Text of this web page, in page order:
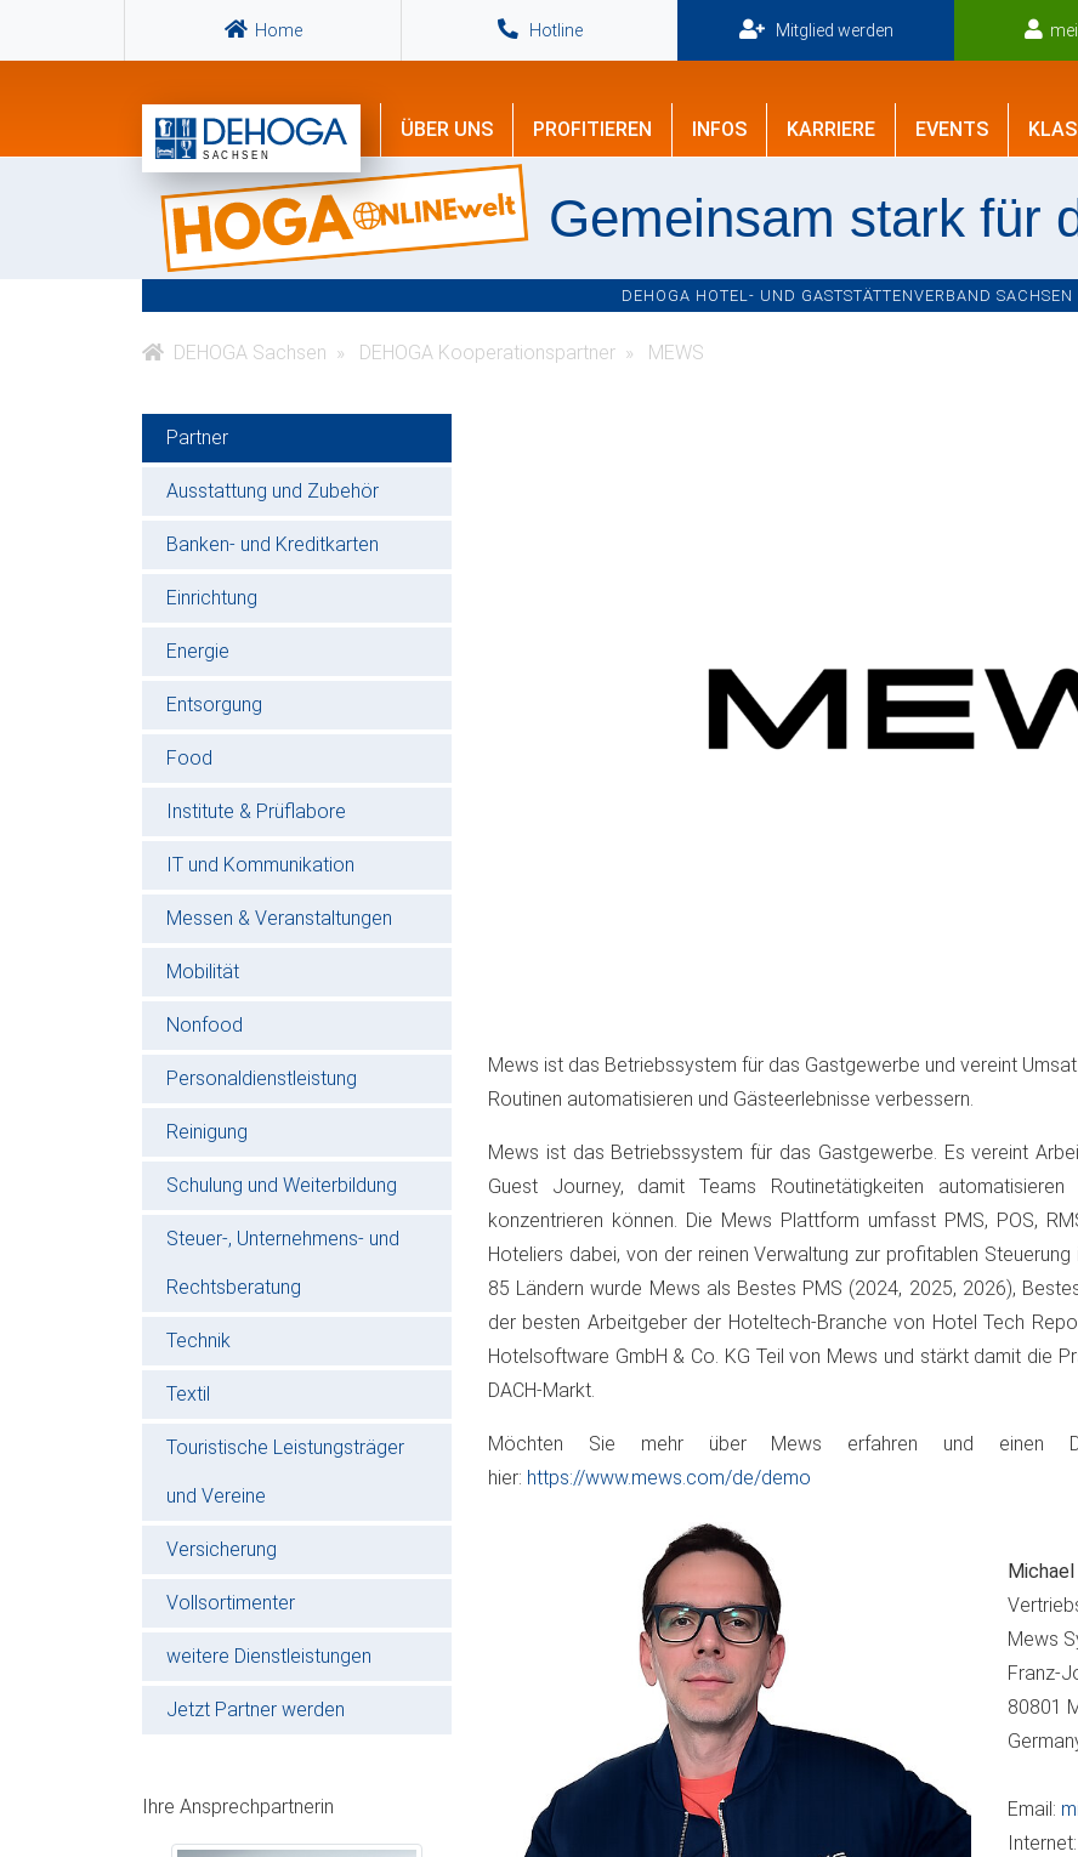
Home Hotline Mitglied werden
ÜBER UNS PROFITIEREN INFOS KARRIERE EVENTS
Gemeinsam stark für
DEHOGA HOTEL- UND GASTSTÄTTENVERBAND
DEHOGA Sachsen DEHOGA Kooperationspartner MEWS
Partner
Ausstattung und Zubehör
Banken- und Kreditkarten
Einrichtung
Energie
Entsorgung
Food
Institute & Prüflabore
IT und Kommunikation
Messen & Veranstaltungen
Mobilität
Nonfood
Personaldienstleistung
Reinigung
Schulung und Weiterbildung
Steuer-, Unternehmens- und
Rechtsberatung
Technik
Textil
Touristische Leistungsträger
und Vereine
Versicherung
Vollsortimenter
weitere Dienstleistungen
Jetzt Partner werden
Ihre Ansprechpartnerin
Mews ist das Betriebssystem für das Gastgewerbe und vereint
Routinen automatisieren und Gästeerlebnisse verbessern.
Mews ist das Betriebssystem für das Gastgewerbe. Es vereint
Guest Journey, damit Teams Routinetätigkeiten
konzentrieren können. Die Mews Plattform umfasst PMS, POS,
Hoteliers dabei, von der reinen Verwaltung zur profitablen
85 Ländern wurde Mews als Bestes PMS (2024, 2025, 2026),
der besten Arbeitgeber der Hoteltech-Branche von Hotel Tech
Hotelsoftware GmbH & Co. KG Teil von Mews und stärkt damit die
DACH-Markt.
Möchten Sie mehr über Mews erfahren und einen
hier: https://www.mews.com/de/demo
Mews
Franz-
80801
Email:
Internet: